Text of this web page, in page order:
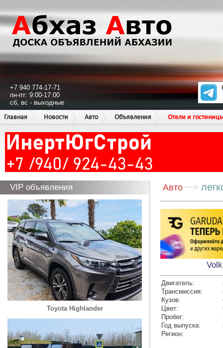
+7 940 774-17-71
пн-пт: 9:00-17:00
сб, вс - выходные
Главная
Новости Авто Объявления Отели и
VIP объявления
Toyota Highlander
Авто
Двигатель:
Трансмиссия:
Кузов:
Цвет:
Пробег:
Год выпуска:
Регион: